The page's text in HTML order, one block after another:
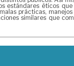
estándares éticos
prácticas,
similares que